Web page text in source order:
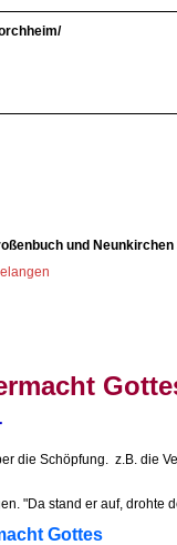
und Neunkirchen
die Schöpfung. z.B. die
"Da stand er auf,
Gottes